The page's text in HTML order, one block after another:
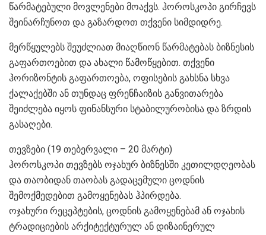
წარმატებული მოვლენები მოაქვს. ჰოროსკოპი გირჩევს
შეინარჩუნოთ და გაზარდოთ თქვენი სიმდიდრე.
მერწყულებს შეუძლიათ მიაღწიონ წარმატებას ბიზნესის
გაფართოებით და ახალი წამოწყებით. თქვენი
ჰორიზონტის გაფართოება, ოფისების გახსნა სხვა
ქალაქებში ან თუნდაც ფრენჩაიზის განვითარება
შეიძლება იყოს ფინანსური სტაბილურობისა და ზრდის
გასაღები.
თევზები (19 თებერვალი – 20 მარტი)
ჰოროსკოპი თევზებს ოჯახურ ბიზნესში კეთილდღეობას
და თაობიდან თაობას გადაცემული ცოდნის
შემოქმედებით გამოყენებას ჰპირდება.
ოჯახური რეცეპტების, ცოდნის გამოყენებამ ან ოჯახის
ტრადიციების არქიტექტურულ ან დიზაინერულ